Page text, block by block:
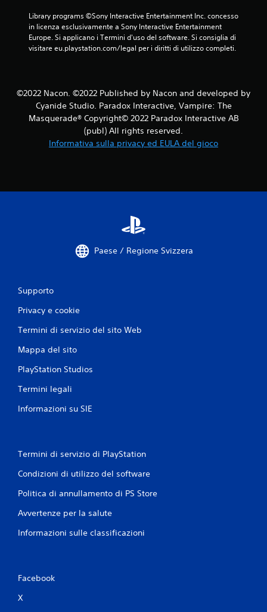
u
e
a
6
Library programs ©Sony Interactive Entertainment Inc. concesso
in licenza esclusivamente a Sony Interactive Entertainment
Europe. Si applicano i Termini d'uso del software. Si consiglia di
visitare eu.playstation.com/legal per i diritti di utilizzo completi.
©2022 Nacon. ©2022 Published by Nacon and developed by
Cyanide Studio. Paradox Interactive, Vampire: The
Masquerade® Copyright© 2022 Paradox Interactive AB
(publ) All rights reserved.
Informativa sulla privacy ed EULA del gioco
Paese / Regione Svizzera
Supporto
Privacy e cookie
Termini di servizio del sito Web
Mappa del sito
PlayStation Studios
Termini legali
Informazioni su SIE
Termini di servizio di PlayStation
Condizioni di utilizzo del software
Politica di annullamento di PS Store
Avvertenze per la salute
Informazioni sulle classificazioni
Facebook
X